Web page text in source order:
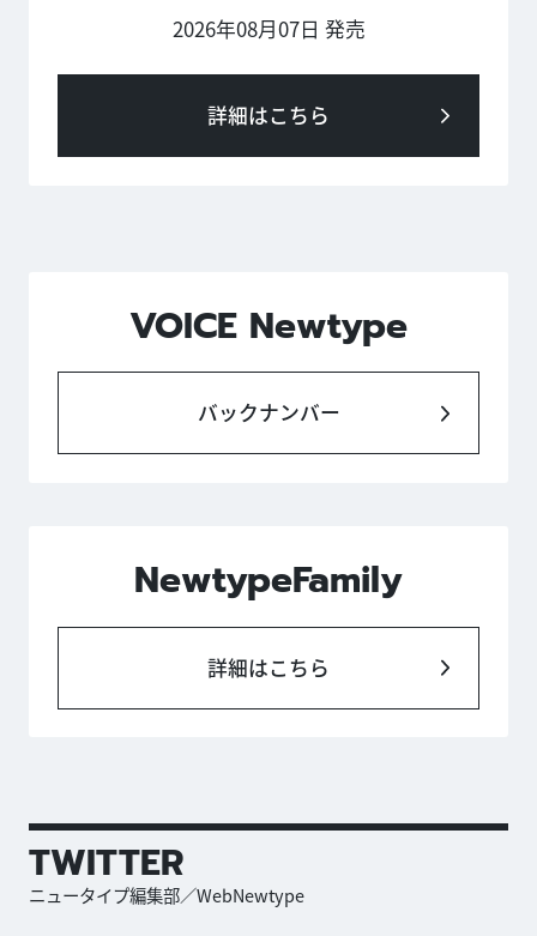
2026年08月07日 発売
詳細はこちら
VOICE Newtype
バックナンバー
NewtypeFamily
詳細はこちら
TWITTER
ニュータイプ編集部／WebNewtype